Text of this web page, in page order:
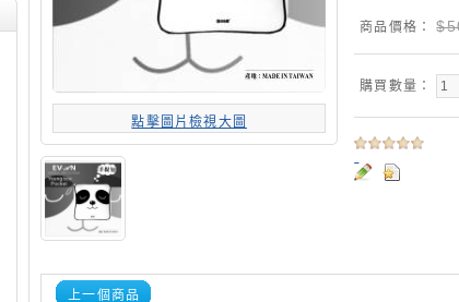
點擊圖片檢視大圖
商品價格：
購買數量：
上一個商品